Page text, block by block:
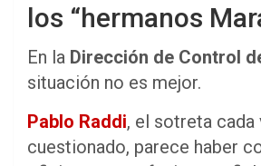
los “hermanos
En la Dirección de Control
situación no es mejor.
Pablo Raddi, el sotreta cada
cuestionado, parece haber